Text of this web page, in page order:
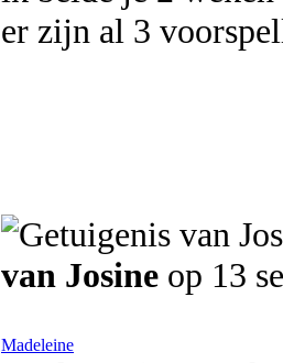
er zijn al 3
van Josine op 13
Madeleine